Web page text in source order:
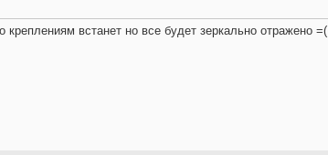
встанет но все будет зеркально отражено =(